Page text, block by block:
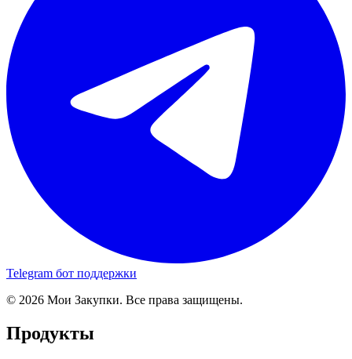
Telegram бот поддержки
© 2026 Мои Закупки. Все права защищены.
Продукты